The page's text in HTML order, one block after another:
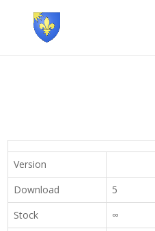
Version
Download
5
Stock
∞